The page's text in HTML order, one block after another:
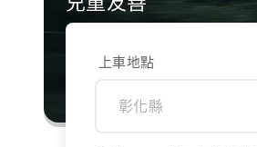
上車地點